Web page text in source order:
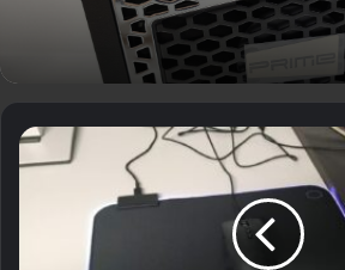
CoolerMaster
MP750